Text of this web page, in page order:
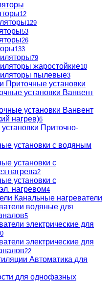
12
129
53
26
133
79
жаростойкие10
пылевые3
Приточные установки
установки Ванвент
установки Ванвент
нагрев)6
Приточно-
установки с водяным
установки с
нагрева2
установки с
нагревом4
Канальные нагреватели
водяные для
5
электрические для
электрические для
22
Автоматика для
для однофазных